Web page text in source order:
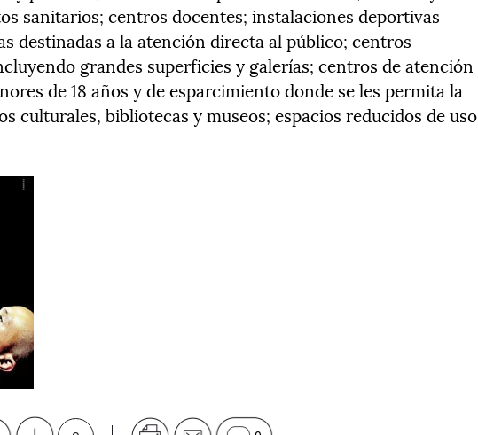
sanitarios; centros docentes; instalaciones deportivas
destinadas a la atención directa al público; centros
grandes superficies y galerías; centros de atención
de 18 años y de esparcimiento donde se les permita la
culturales, bibliotecas y museos; espacios reducidos de uso